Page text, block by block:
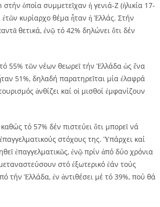
ὁποία συμμετεῖχαν ἡ γενιά-Ζ (ἡλικία 17-
κυρίαρχο θέμα ἦταν ἡ Ἑλλάς. Στήν
θετικά, ἐνῷ τό 42% δηλώνει ὅτι δέν
55% τῶν νέων θεωρεῖ τήν Ἑλλάδα ὡς ἕνα
51%, δηλαδή παρατηρεῖται μία ἐλαφρά
ἀνθίζει καί οἱ μισθοί ἐμφανίζουν
τό 57% δέν πιστεύει ὅτι μπορεῖ νά
στόχους της. Ὑπάρχει καί
ἐπαγγελματικῶς, ἐνῷ πρίν ἀπό δύο χρόνια
στό ἐξωτερικό ἐάν τούς
τήν Ἑλλάδα, ἐν ἀντιθέσει μέ τό 39%, πού θά